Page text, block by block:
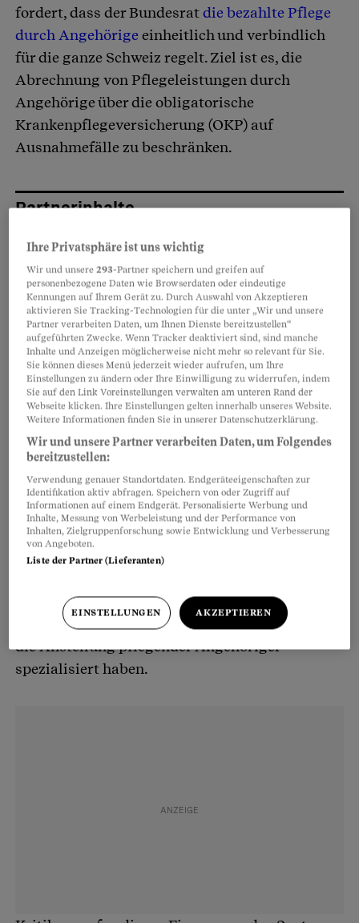
fordert, dass der Bundesratdie bezahlte Pflege
durch Angehörigeeinheitlich und verbindlich
für die ganze Schweiz regelt. Ziel ist es, die
Abrechnung von Pflegeleistungen durch
Angehörige über die obligatorische
Krankenpflegeversicherung (OKP) auf
Ausnahmefälle zu beschränken.
Partnerinhalte
2. Warum ist das Thema so umstritten?
Der Streitpunkt liegt in der finanziellen
Belastung der OKP, die stark gestiegen ist. Für
2024 werden die Kosten auf rund 55 Millionen
Franken geschätzt, da die abgerechneten
zugenommen haben. Verantwortlich dafür sind
vor allem private Organisationen, die sich auf
die Anstellung pflegender Angehöriger
spezialisiert haben.
Ihre Privatsphäre ist uns wichtig
Wir und unsere293-Partner speichern und greifen auf
personenbezogene Daten wie Browserdaten oder eindeutige
Kennungen auf Ihrem Gerät zu. Durch Auswahl von Akzeptieren
aktivieren Sie Tracking-Technologien für die unter „Wir und unsere
Partner verarbeiten Daten, um Ihnen Dienste bereitzustellen“
aufgeführten Zwecke. Wenn Tracker deaktiviert sind, sind manche
Inhalte und Anzeigen möglicherweise nicht mehr so relevant für Sie.
Sie können dieses Menü jederzeit wieder aufrufen, um Ihre
Einstellungen zu ändern oder Ihre Einwilligung zu widerrufen, indem
Sie auf den Link Voreinstellungen verwalten am unteren Rand der
Webseite klicken. Ihre Einstellungen gelten innerhalb unseres Website.
Weitere Informationen finden Sie in unserer Datenschutzerklärung.
Wir und unsere Partner verarbeiten Daten, um Folgendes
bereitzustellen:
Verwendung genauer Standortdaten. Endgeräteeigenschaften zur
Identifikation aktiv abfragen. Speichern von oder Zugriff auf
Informationen auf einem Endgerät. Personalisierte Werbung und
Inhalte, Messung von Werbeleistung und der Performance von
Inhalten, Zielgruppenforschung sowie Entwicklung und Verbesserung
von Angeboten.
Liste der Partner (Lieferanten)
EINSTELLUNGEN AKZEPTIEREN